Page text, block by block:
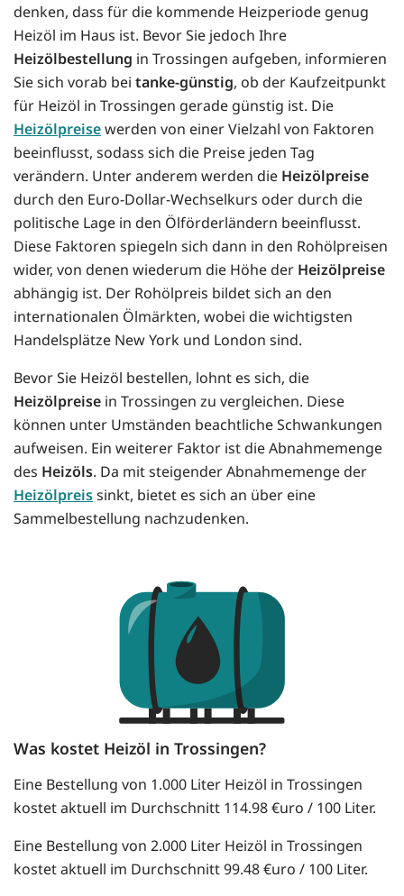
denken, dass für die kommende Heizperiode genug
Heizöl im Haus ist. Bevor Sie jedoch Ihre
Heizölbestellung in Trossingen aufgeben, informieren
Sie sich vorab bei tanke-günstig, ob der Kaufzeitpunkt
für Heizöl in Trossingen gerade günstig ist. Die
Heizölpreisewerden von einer Vielzahl von Faktoren
beeinflusst, sodass sich die Preise jeden Tag
verändern. Unter anderem werden die Heizölpreise
durch den Euro-Dollar-Wechselkurs oder durch die
politische Lage in den Ölförderländern beeinflusst.
Diese Faktoren spiegeln sich dann in den Rohölpreisen
wider, von denen wiederum die Höhe der Heizölpreise
abhängig ist. Der Rohölpreis bildet sich an den
internationalen Ölmärkten, wobei die wichtigsten
Handelsplätze New York und London sind.
Bevor Sie Heizöl bestellen, lohnt es sich, die
Heizölpreise in Trossingen zu vergleichen. Diese
können unter Umständen beachtliche Schwankungen
aufweisen. Ein weiterer Faktor ist die Abnahmemenge
des Heizöls. Da mit steigender Abnahmemenge der
Heizölpreissinkt, bietet es sich an über eine
Sammelbestellung nachzudenken.
Was kostet Heizöl in Trossingen?
Eine Bestellung von 1.000 Liter Heizöl in Trossingen
kostet aktuell im Durchschnitt 114.98 €uro / 100 Liter.
Eine Bestellung von 2.000 Liter Heizöl in Trossingen
kostet aktuell im Durchschnitt 99.48 €uro / 100 Liter.